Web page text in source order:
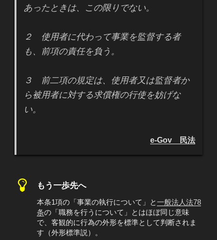
あったときは、この限りでない。
２ 使用者に代わって事業を監督する者
も、前項の責任を負う。
３ 前二項の規定は、使用者又は監督者か
ら被用者に対する求償権の行使を妨げな
い。
e-Gov 民法
もう一歩先へ
本条1項の「事業の執行について」と一般法人法78
条の「職務を行うについて」とはほぼ同じ意味
で、客観的に行為の外形を標準として判断されま
す（外形標準説）。